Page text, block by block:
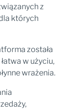
z
których
została
w użyciu,
wrażenia.